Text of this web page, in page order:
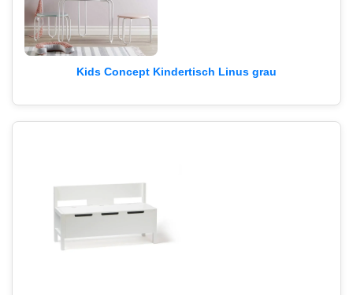
Kids Concept Kindertisch Linus grau